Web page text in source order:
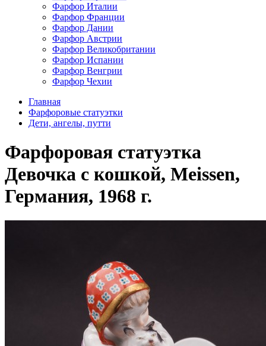
Фарфор Италии
Фарфор Франции
Фарфор Дании
Фарфор Австрии
Фарфор Великобритании
Фарфор Испании
Фарфор Венгрии
Фарфор Чехии
Главная
Фарфоровые статуэтки
Дети, ангелы, путти
Фарфоровая статуэтка
Девочка с кошкой, Meissen,
Германия, 1968 г.